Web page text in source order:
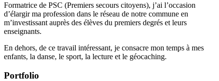
Formatrice de PSC (Premiers secours citoyens), j’ai l’occasion
d’élargir ma profession dans le réseau de notre commune en
m’investissant auprès des élèves du premiers degrés et leurs
enseignants.
En dehors, de ce travail intéressant, je consacre mon temps à mes
enfants, la danse, le sport, la lecture et le géocaching.
Portfolio